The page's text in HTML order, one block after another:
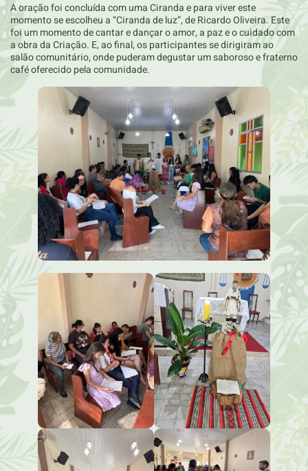
A oração foi concluída com uma Ciranda e para viver este
momento se escolheu a “Ciranda de luz”, de Ricardo Oliveira. Este
foi um momento de cantar e dançar o amor, a paz e o cuidado com
a obra da Criação. E, ao final, os participantes se dirigiram ao
salão comunitário, onde puderam degustar um saboroso e fraterno
café oferecido pela comunidade.